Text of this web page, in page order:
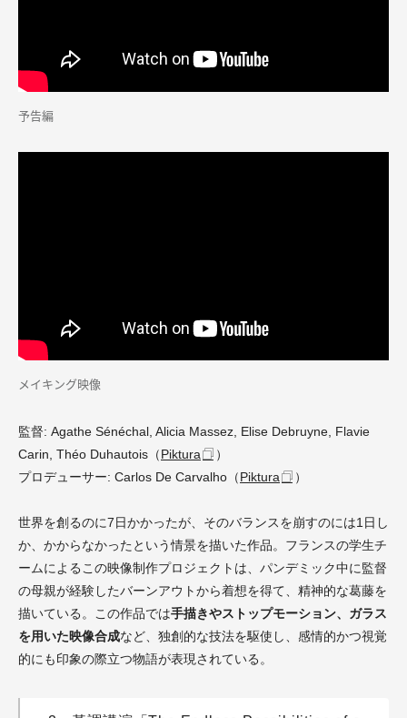
予告編
メイキング映像
監督: Agathe Sénéchal, Alicia Massez, Elise Debruyne, Flavie
Carin, Théo Duhautois（Piktura
）
プロデューサー: Carlos De Carvalho（Piktura ）
世界を創るのに7日かかったが、そのバランスを崩すのには1日し
か、かからなかったという情景を描いた作品。フランスの学生チ
ームによるこの映像制作プロジェクトは、パンデミック中に監督
の母親が経験したバーンアウトから着想を得て、精神的な葛藤を
描いている。この作品では手描きやストップモーション、ガラス
を用いた映像合成など、独創的な技法を駆使し、感情的かつ視覚
的にも印象の際立つ物語が表現されている。